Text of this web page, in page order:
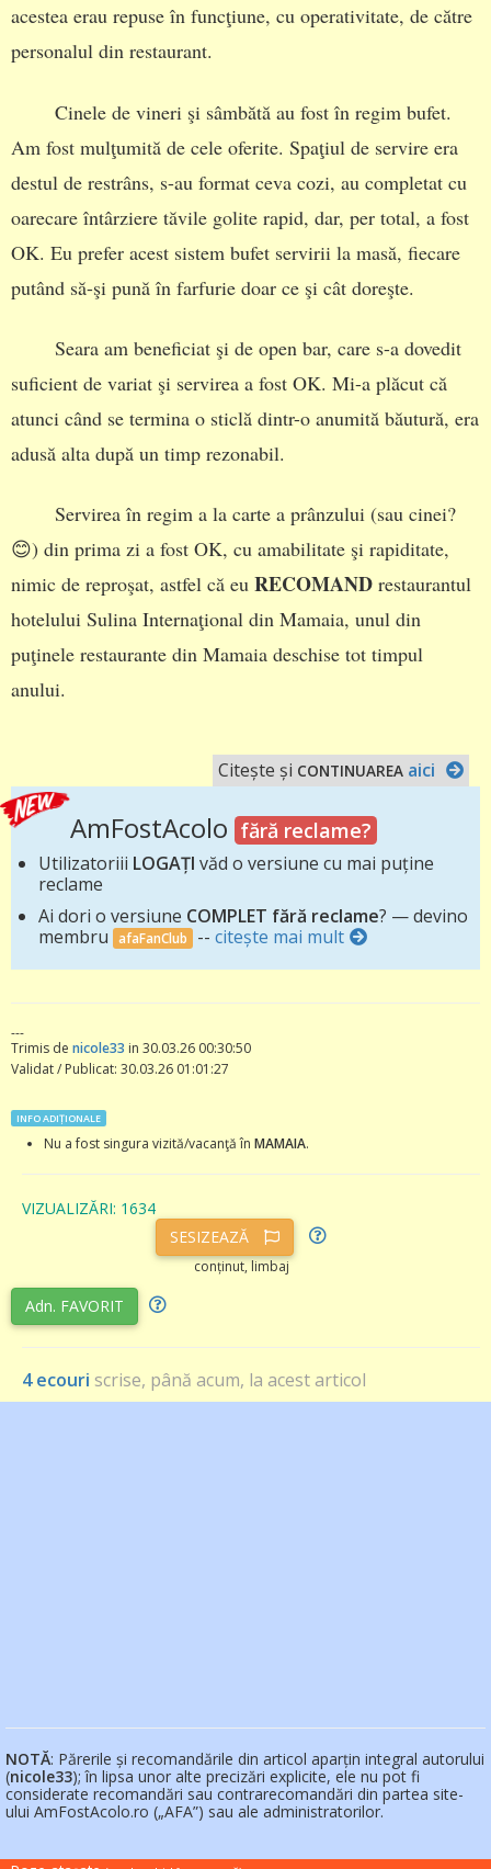
acestea erau repuse în funcţiune, cu operativitate, de către
personalul din restaurant.
Cinele de vineri şi sâmbătă au fost în regim bufet.
Am fost mulţumită de cele oferite. Spaţiul de servire era
destul de restrâns, s-au format ceva cozi, au completat cu
oarecare întârziere tăvile golite rapid, dar, per total, a fost
OK. Eu prefer acest sistem bufet servirii la masă, fiecare
putând să-şi pună în farfurie doar ce şi cât doreşte.
Seara am beneficiat şi de open bar, care s-a dovedit
suficient de variat şi servirea a fost OK. Mi-a plăcut că
atunci când se termina o sticlă dintr-o anumită băutură, era
adusă alta după un timp rezonabil.
Servirea în regim a la carte a prânzului (sau cinei?
😊) din prima zi a fost OK, cu amabilitate şi rapiditate,
nimic de reproşat, astfel că eu RECOMAND restaurantul
hotelului Sulina Internaţional din Mamaia, unul din
puţinele restaurante din Mamaia deschise tot timpul
anului.
Citește și CONTINUAREA aici
AmFostAcolo fără reclame?
Utilizatoriii LOGAȚI văd o versiune cu mai puține
reclame
Ai dori o versiune COMPLET fără reclame? — devino
membru afaFanClub -- citește mai mult
---
Trimis de nicole33 in 30.03.26 00:30:50
Validat / Publicat: 30.03.26 01:01:27
INFO ADIȚIONALE
Nu a fost singura vizită/vacanţă în MAMAIA.
VIZUALIZĂRI: 1634
SESIZEAZĂ
conținut, limbaj
Adn. FAVORIT
4 ecouri scrise, până acum, la acest articol
NOTĂ: Părerile și recomandările din articol aparțin integral autorului
(nicole33); în lipsa unor alte precizări explicite, ele nu pot fi
considerate recomandări sau contrarecomandări din partea site-
ului AmFostAcolo.ro („AFA”) sau ale administratorilor.